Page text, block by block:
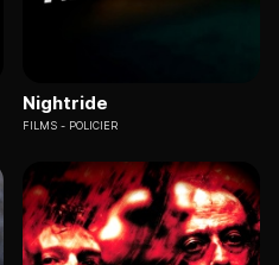
Nightride
FILMS POLICIER